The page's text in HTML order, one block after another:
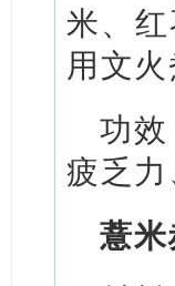
米、
用文火
功
疲乏
薏